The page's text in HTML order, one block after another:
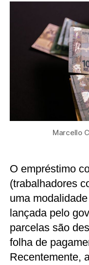
Marcello
O empréstimo
(trabalhadores
uma
lançada pelo
parcelas são
folha de
Recentemente,